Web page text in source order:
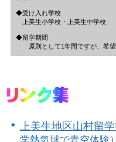
◆受け入れ学校
上美生小学校・上美生中学校
◆留学期間
原則として1年間ですが、希望
上美生地区山村留
学熱気球で青空体験）